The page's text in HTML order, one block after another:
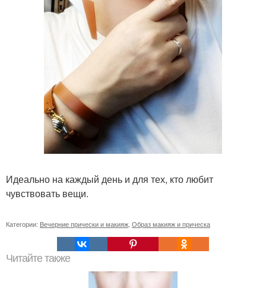
Идеально на каждый день и для тех, кто любит
чувствовать вещи.
Категории: Вечерние прически и макияж Образ макияж и прическа
Читайте также